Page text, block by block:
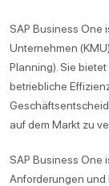
SAP Business One
Unternehmen
Planning). Sie
betriebliche
auf dem Markt zu
SAP Business One
Anforderungen und